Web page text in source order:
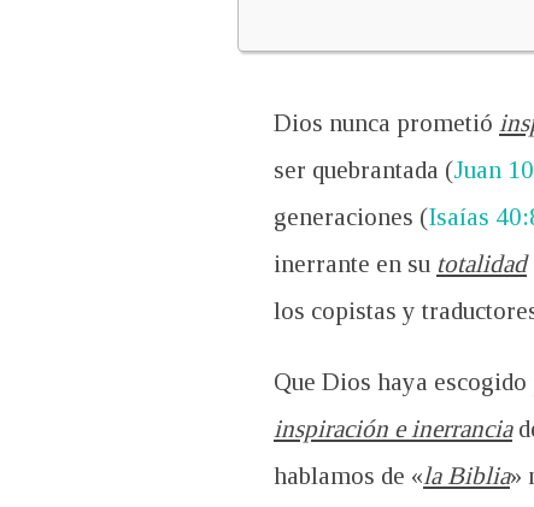
Dios nunca prometió
ser quebrantada (Juan
generaciones (Isaías
inerrante en su totalidad
los copistas y
Que Dios haya
inspiración e inerrancia
hablamos de «la Biblia»